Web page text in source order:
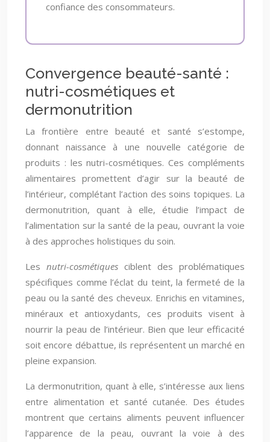
confiance des consommateurs.
Convergence beauté-santé :
nutri-cosmétiques et
dermonutrition
La frontière entre beauté et santé s’estompe,
donnant naissance à une nouvelle catégorie de
produits : les nutri-cosmétiques. Ces compléments
alimentaires promettent d’agir sur la beauté de
l’intérieur, complétant l’action des soins topiques. La
dermonutrition, quant à elle, étudie l’impact de
l’alimentation sur la santé de la peau, ouvrant la voie
à des approches holistiques du soin.
Les nutri-cosmétiques ciblent des problématiques
spécifiques comme l’éclat du teint, la fermeté de la
peau ou la santé des cheveux. Enrichis en vitamines,
minéraux et antioxydants, ces produits visent à
nourrir la peau de l’intérieur. Bien que leur efficacité
soit encore débattue, ils représentent un marché en
pleine expansion.
La dermonutrition, quant à elle, s’intéresse aux liens
entre alimentation et santé cutanée. Des études
montrent que certains aliments peuvent influencer
l’apparence de la peau, ouvrant la voie à des